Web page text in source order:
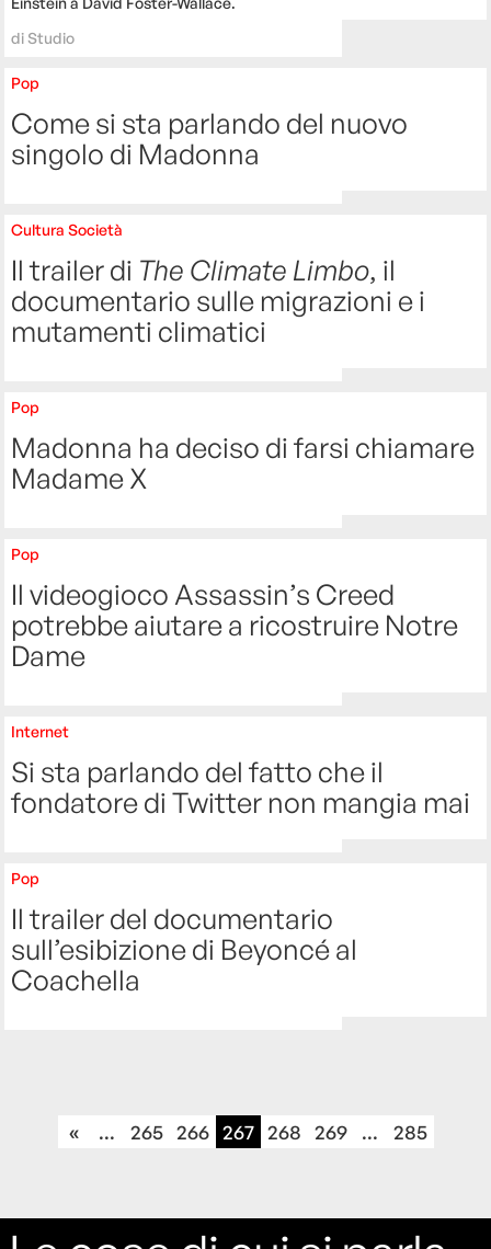
diStudio
Pop
Come si sta parlando del nuovo
singolo di Madonna
Cultura Società
Il trailer di The Climate Limbo, il
documentario sulle migrazioni e i
mutamenti climatici
Pop
Madonna ha deciso di farsi chiamare
Madame X
Pop
Il videogioco Assassin’s Creed
potrebbe aiutare a ricostruire Notre
Dame
Internet
Si sta parlando del fatto che il
fondatore di Twitter non mangia mai
Pop
Il trailer del documentario
sull’esibizione di Beyoncé al
Coachella
« ... 265 266 267 268 269 ... 285